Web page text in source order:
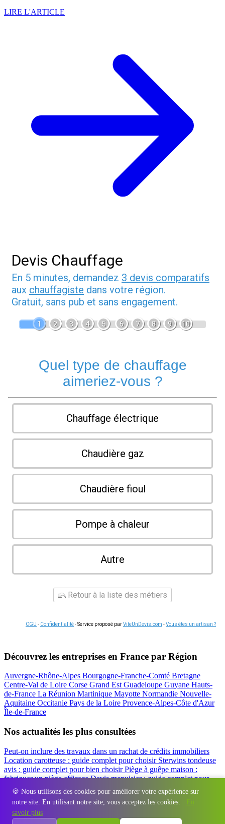
🍪 Nous utilisons des cookies pour améliorer votre expérience sur
notre site. En utilisant notre site, vous acceptez les cookies.
En
savoir plus
LIRE L'ARTICLE
Devis Chauffage
En 5 minutes, demandez 3 devis comparatifs
aux chauffagiste dans votre région.
Gratuit, sans pub et sans engagement.
1 2 3 4 5 6 7 8 9 10
Quel type de chauffage
aimeriez-vous ?
Chauffage électrique
Chaudière gaz
Chaudière fioul
Pompe à chaleur
Autre
Retour à la liste des métiers
CGU - Confidentialité- Service proposé parViteUnDevis.com -Vous êtes un artisan ?
Découvrez les entreprises en France par Région
Auvergne-Rhône-Alpes Bourgogne-Franche-Comté Bretagne
Centre-Val de Loire Corse Grand EstGuadeloupe Guyane Hauts-
de-France La Réunion Martinique Mayotte Normandie Nouvelle-
Aquitaine Occitanie Pays de la Loire Provence-Alpes-Côte d'Azur
Île-de-France
Nos actualités les plus consultées
Peut-on inclure des travaux dans un rachat de crédits immobiliers
Location carotteuse : guide complet pour choisir Sterwins tondeuse
avis : guide complet pour bien choisirPiège à guêpe maison :
fabriquer un piège efficaceDevis menuisier : guide complet pour
obtenir le meilleur prix
Simulation rachat de crédit : regrouper prêt
travaux et crédits
Régions - Départements - Villes - Entreprises - Marques Contact
Espace presse